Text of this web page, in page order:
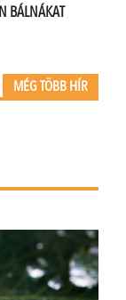
BÁLNÁKAT
MÉG TÖBB HÍR